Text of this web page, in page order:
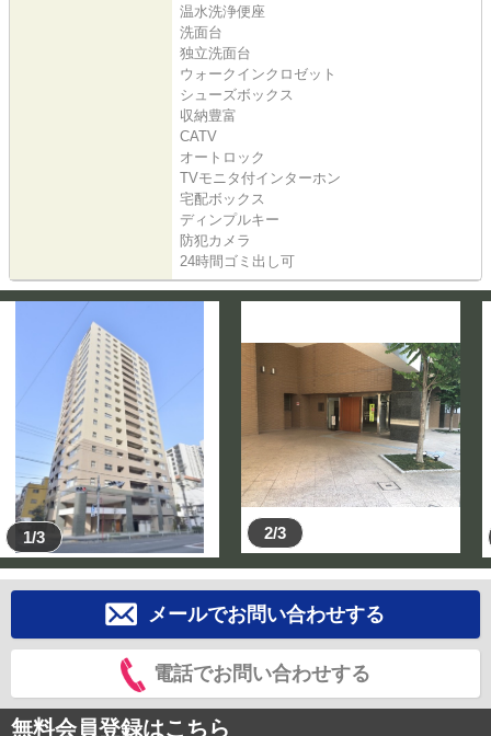
温水洗浄便座
洗面台
独立洗面台
ウォークインクロゼット
シューズボックス
収納豊富
CATV
オートロック
TVモニタ付インターホン
宅配ボックス
ディンプルキー
防犯カメラ
24時間ゴミ出し可
1/3 2/3
メールでお問い合わせする
電話でお問い合わせする
無料会員登録はこちら